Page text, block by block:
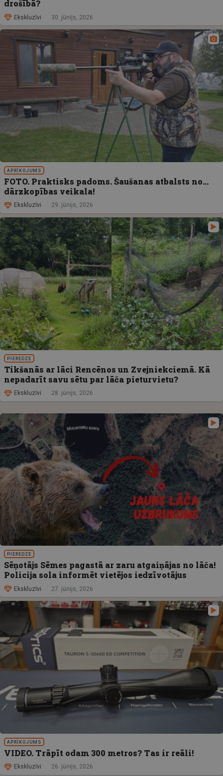
drošībā?
Ekskluzīvi 30. jūnijs, 2026
APRĪKOJUMS
FOTO. Praktisks padoms. Šaušanas atbalsts no…
dārzkopības veikala!
Ekskluzīvi 29. jūnijs, 2026
PIEREDZE
Tikšanās ar lāci Rencēnos un Zvejniekciemā. Kā
nepadarīt savu sētu par lāča pieturvietu?
Ekskluzīvi 28. jūnijs, 2026
PIEREDZE
Sēņotājs Sēmes pagastā ar zaru atgaiņājas no lāča!
Policija sola informēt vietējos iedzīvotājus
Ekskluzīvi 27. jūnijs, 2026
APRĪKOJUMS
VIDEO. Trāpīt odam 300 metros? Tas ir reāli!
Ekskluzīvi 26. jūnijs, 2026